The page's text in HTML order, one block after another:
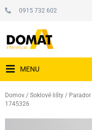
0915 732 602
MENU
Domov / Soklové lišty / Parador
1745326